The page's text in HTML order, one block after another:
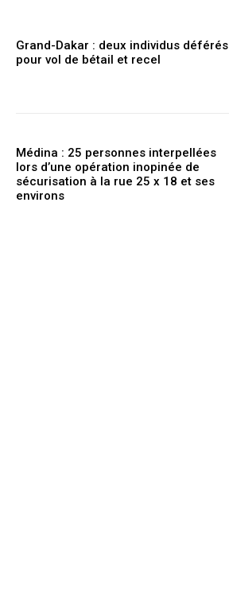
Grand-Dakar : deux individus déférés
pour vol de bétail et recel
Médina : 25 personnes interpellées
lors d’une opération inopinée de
sécurisation à la rue 25 x 18 et ses
environs